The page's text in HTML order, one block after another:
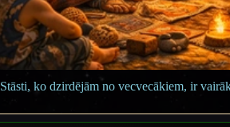
Stāsti, ko dzirdējām no vecvecākiem, ir